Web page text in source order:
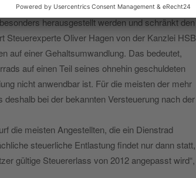
§ 37 Nr. 3 EStG) übernimmt. „Das
herausgestellt werden und schränkt den
Steuerexperte Oliver Hagen von der Kanzlei HSB
auf einer Gehaltsumwandlung. Das bedeutet,
auf einen Teil seines ohnehin geschuldeten
nicht anwendbar ist. Für die meisten der mehr
bei der bekannten Versteuerung nach der
die meisten Angestellten, die ein Dienstrad
steuerliche Entlastung findet nur dann statt,
gültige Steuererlass von 2012 angepasst wird“,